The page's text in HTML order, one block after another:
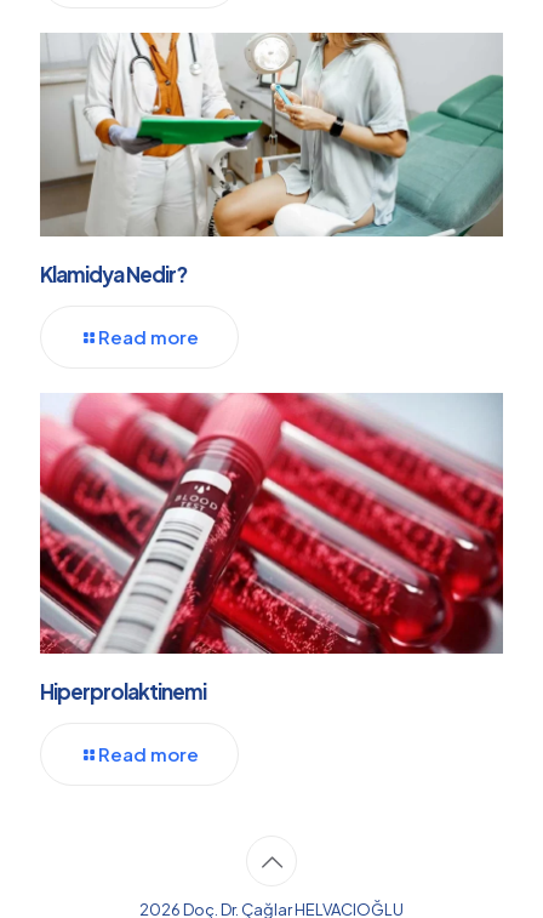
Klamidya Nedir?
Read more
Hiperprolaktinemi
Read more
2026 Doç. Dr. Çağlar HELVACIOĞLU